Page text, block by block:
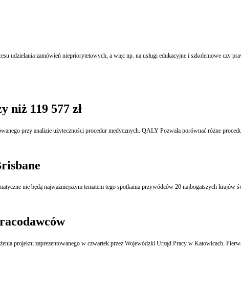
udzielania zamówień niepriorytetowych, a więc np. na usługi edukacyjne i szkoleniowe czy
niż 119 577 zł
nie będą najważniejszym tematem tego spotkania przywódców 20 najbogatszych krajów
projektu zaprezentowanego w czwartek przez Wojewódzki Urząd Pracy w Katowicach.